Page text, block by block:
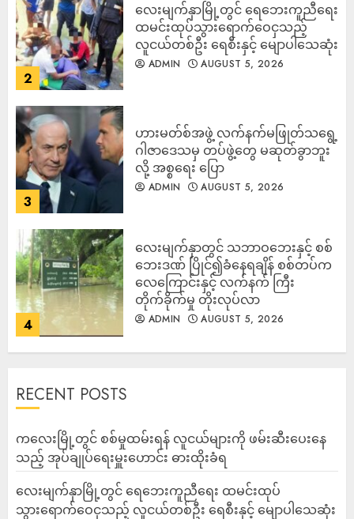
2
လေးမျက်နှာမြို့တွင် ရေဘေးကူညီရေး
ထမင်းထုပ်သွားရောက်ဝေငှသည့်
လူငယ်တစ်ဦး ရေစီးနှင့် မျောပါသေဆုံး
ADMIN AUGUST 5, 2026
3
ဟားမတ်စ်အဖွဲ့ လက်နက်မဖြုတ်သရွေ့
ဂါဇာဒေသမှ တပ်ဖွဲ့တွေ မဆုတ်ခွာဘူး
လို့ အစ္စရေး ပြော
ADMIN AUGUST 5, 2026
4
‎လေးမျက်နှာတွင် သဘာဝဘေးနှင့် စစ်
ဘေးဒဏ် ပြိုင်၍ခံနေရချိန် စစ်တပ်က
လေကြောင်းနှင့် လက်နက် ကြီး
တိုက်ခိုက်မှု တိုးလုပ်လာ
ADMIN AUGUST 5, 2026
RECENT POSTS
ကလေးမြို့တွင် စစ်မှုထမ်းရန် လူငယ်များကို ဖမ်းဆီးပေးနေ
သည့် အုပ်ချုပ်ရေးမှူးဟောင်း ဓားထိုးခံရ
လေးမျက်နှာမြို့တွင် ရေဘေးကူညီရေး ထမင်းထုပ်
သွားရောက်ဝေငှသည့် လူငယ်တစ်ဦး ရေစီးနှင့် မျောပါသေဆုံး